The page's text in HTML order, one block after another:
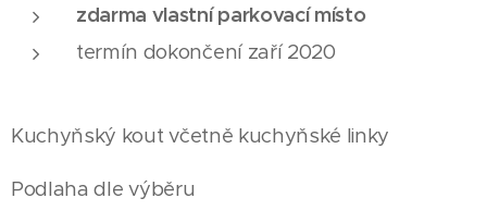
zdarma vlastní parkovací místo
termín dokončení zaří 2020
Kuchyňský kout včetně kuchyňské linky
Podlaha dle výběru